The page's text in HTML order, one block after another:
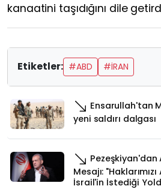
kanaatini taşıdığını dile
Etiketler: #ABD #İRAN
Ensarullah'tan
yeni saldırı dalgası
Pezeşkiyan'dan
Mesajı:
İsrail'in İstediği